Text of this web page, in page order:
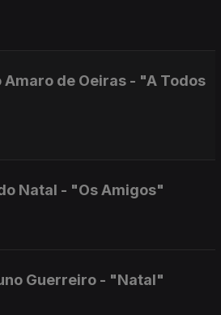
Amaro de Oeiras - "A Todos
Natal - "Os Amigos"
Guerreiro - "Natal"